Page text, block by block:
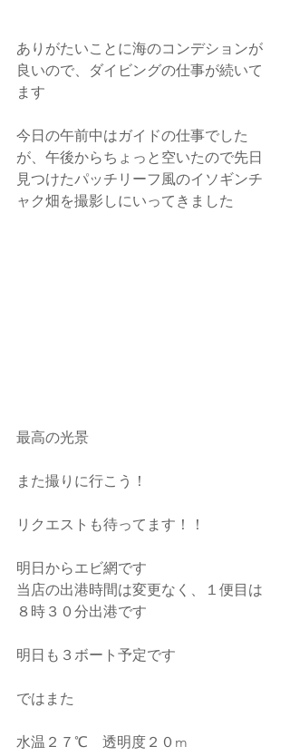
ありがたいことに海のコンデションが
良いので、ダイビングの仕事が続いて
ます
今日の午前中はガイドの仕事でした
が、午後からちょっと空いたので先日
見つけたパッチリーフ風のイソギンチ
ャク畑を撮影しにいってきました
最高の光景
また撮りに行こう！
リクエストも待ってます！！
明日からエビ網です
当店の出港時間は変更なく、１便目は
８時３０分出港です
明日も３ボート予定です
ではまた
水温２７℃　透明度２０m